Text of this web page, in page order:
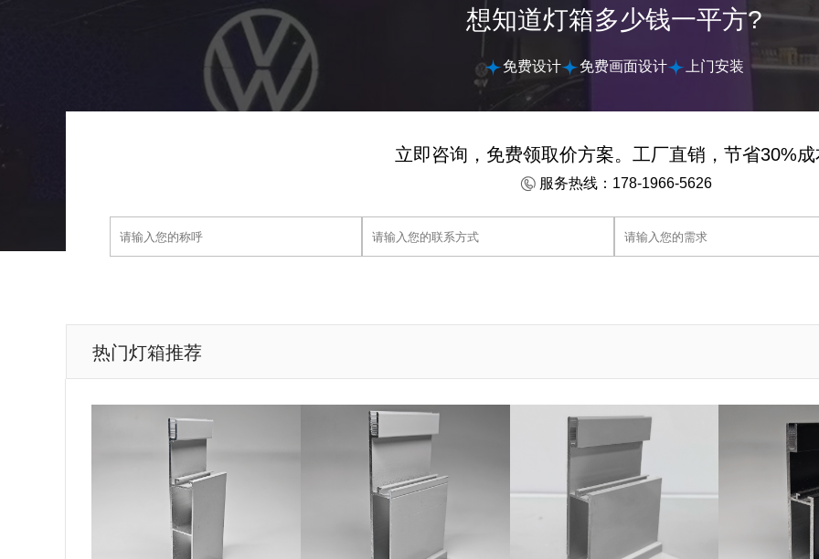
想知道灯箱多少钱一平方?
免费设计 免费画面设计 上门安装
立即咨询，免费领取价方案。工厂直销，节省30%成
服务热线：178-1966-5626
热门灯箱推荐